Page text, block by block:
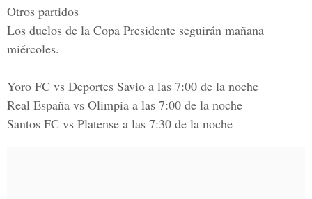
Otros partidos
Los duelos de la Copa Presidente seguirán mañana
miércoles.
Yoro FC vs Deportes Savio a las 7:00 de la noche
Real España vs Olimpia a las 7:00 de la noche
Santos FC vs Platense a las 7:30 de la noche